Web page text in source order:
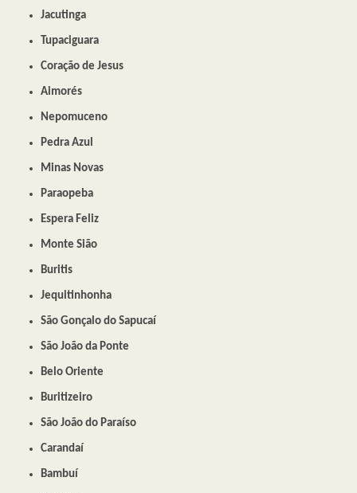
Jacutinga
Tupaciguara
Coração de Jesus
Aimorés
Nepomuceno
Pedra Azul
Minas Novas
Paraopeba
Espera Feliz
Monte Sião
Buritis
Jequitinhonha
São Gonçalo do Sapucaí
São João da Ponte
Belo Oriente
Buritizeiro
São João do Paraíso
Carandaí
Bambuí